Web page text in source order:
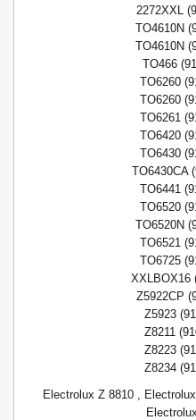
2272XXL
TO4610N
TO4610N
TO466
TO6260
TO6260
TO6261
TO6420
TO6430
TO6430CA
TO6441
TO6520
TO6520N
TO6521
TO6725
XXLBOX16
Z5922CP
Z5923
Z8211
Z8223
Z8234
Electrolux Z 8810 ,